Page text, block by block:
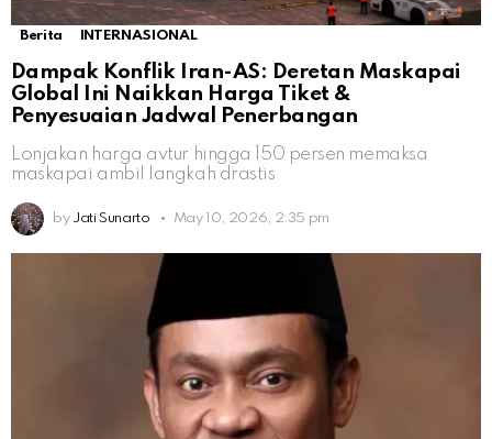
Berita INTERNASIONAL
Dampak Konflik Iran-AS: Deretan Maskapai
Global Ini Naikkan Harga Tiket &
Penyesuaian Jadwal Penerbangan
Lonjakan harga avtur hingga 150 persen memaksa
maskapai ambil langkah drastis
by Jati Sunarto May 10, 2026, 2:35 pm